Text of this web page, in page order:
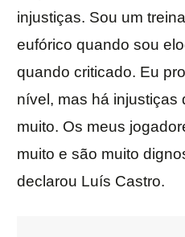
injustiças. Sou um
eufórico quando sou
quando criticado. Eu
nível, mas há injustiças
muito. Os meus
muito e são muito
declarou Luís Castro.